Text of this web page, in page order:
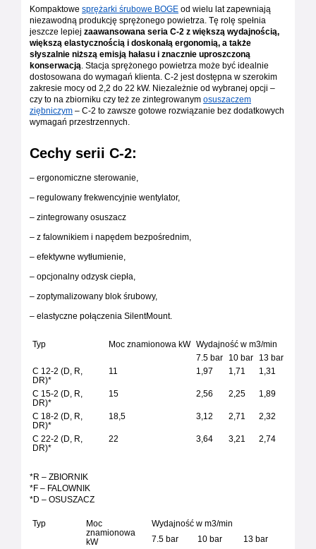
Kompaktowe sprężarki śrubowe BOGE od wielu lat zapewniają
niezawodną produkcję sprężonego powietrza. Tę rolę spełnia
jeszcze lepiej zaawansowana seria C-2 z większą wydajnością,
większą elastycznością i doskonałą ergonomią, a także
słyszalnie niższą emisją hałasu i znacznie uproszczoną
konserwacją . Stacja sprężonego powietrza może być idealnie
dostosowana do wymagań klienta. C-2 jest dostępna w szerokim
zakresie mocy od 2,2 do 22 kW. Niezależnie od wybranej opcji –
czy to na zbiorniku czy też ze zintegrowanym osuszaczem
ziębniczym – C-2 to zawsze gotowe rozwiązanie bez dodatkowych
wymagań przestrzennych.
Cechy serii C-2:
– ergonomiczne sterowanie,
– regulowany frekwencyjnie wentylator,
– zintegrowany osuszacz
– z falownikiem i napędem bezpośrednim,
– efektywne wytłumienie,
– opcjonalny odzysk ciepła,
– zoptymalizowany blok śrubowy,
– elastyczne połączenia SilentMount.
Typ Moc znamionowa kW
Wydajność w m3/min
7.5 bar
10 bar
13 bar
C 12-2 (D, R,
DR)*
11 1,97 1,71 1,31
C 15-2 (D, R,
DR)*
15 2,56 2,25 1,89
C 18-2 (D, R,
DR)*
18,5 3,12 2,71 2,32
C 22-2 (D, R,
DR)*
22 3,64 3,21 2,74
*R – ZBIORNIK
*F – FALOWNIK
*D – OSUSZACZ
Typ
Moc
znamionowa
kW
Wydajność w m3/min
7.5 bar
10 bar
13 bar